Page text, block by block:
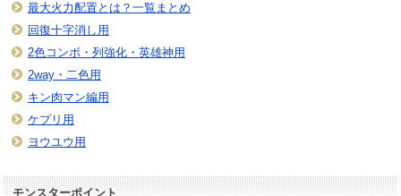
最大火力配置とは？一覧まとめ
回復十字消し用
2色コンボ・列強化・英雄神用
2way・二色用
キン肉マン編用
ケプリ用
ヨウユウ用
モンスターポイント